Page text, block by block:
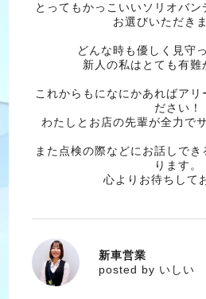
とってもかっこいいソリオバ
お選びいただき
どんな時も優しく見守
新人の私はとても有難
これからもになにかあればアリ
ださい！
わたしとお店の先輩が全力で
また点検の際などにお話しで
ります。
心よりお待ちして
いしい
新車営業
posted by いしい